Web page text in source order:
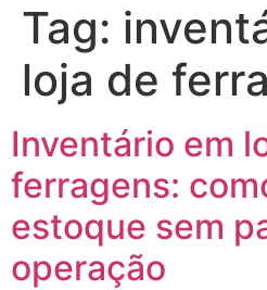
Tag:
loja de
Inventário em
ferragens:
estoque sem
operação